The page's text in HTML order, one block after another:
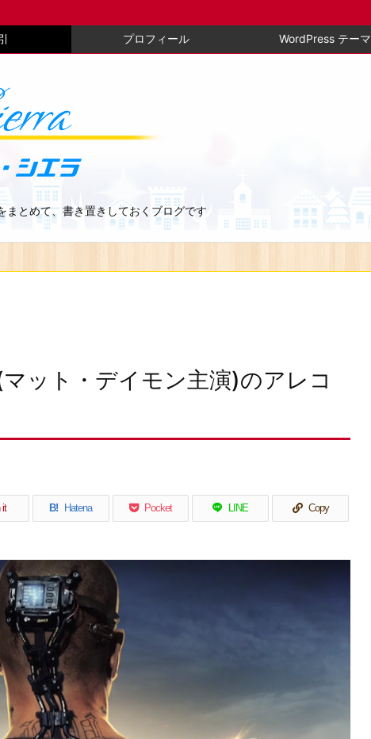
プロフィール WordPress テーマ
とめて、書き置きしておくブログです
ット・デイモン主演)のアレコ
it B! Hatena Pocket LINE Copy